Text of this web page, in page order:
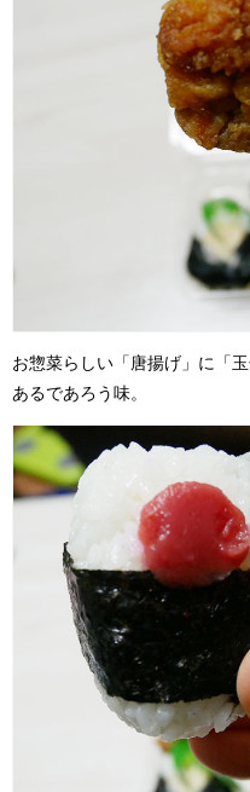
お惣菜らしい「唐揚げ」に「
あるであろう味。